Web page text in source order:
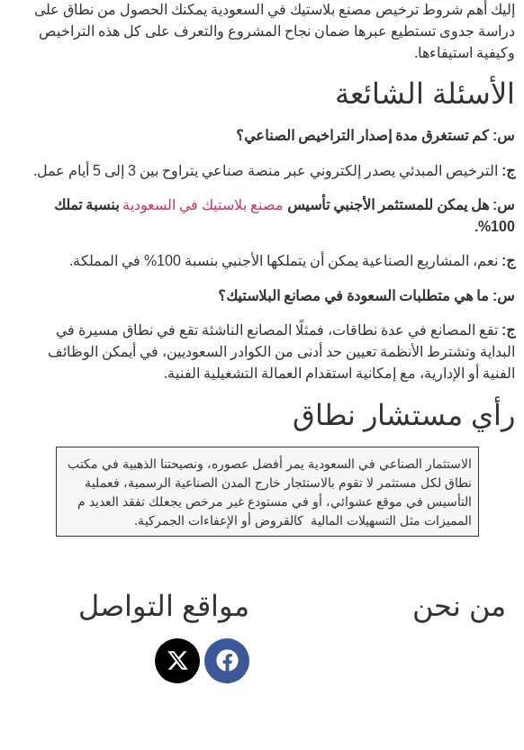
إليك أهم شروط ترخيص مصنع بلاستيك في السعودية يمكنك الحصول من نطاق على
دراسة جدوى تستطيع عبرها ضمان نجاح المشروع والتعرف على كل هذه التراخيص
وكيفية استيفاءها.
الأسئلة الشائعة
س: كم تستغرق مدة إصدار التراخيص الصناعي؟
ج: الترخيص المبدئي يصدر إلكتروني عبر منصة صناعي يتراوح بين 3 إلى 5 أيام عمل.
س: هل يمكن للمستثمر الأجنبي تأسيس مصنع بلاستيك في السعودية بنسبة تملك
100%.
ج: نعم، المشاريع الصناعية يمكن أن يتملكها الأجنبي بنسبة 100% في المملكة.
س: ما هي متطلبات السعودة في مصانع البلاستيك؟
ج: تقع المصانع في عدة نطاقات، فمثلًا المصانع الناشئة تقع في نطاق مسيرة في
البداية وتشترط الأنظمة تعيين حد أدنى من الكوادر السعوديين، في أيمكن الوظائف
الفنية أو الإدارية، مع إمكانية استقدام العمالة التشغيلية الفنية.
رأي مستشار نطاق
الاستثمار الصناعي في السعودية يمر أفضل عصوره، ونصيحتنا الذهبية في مكتب
نطاق لكل مستثمر لا تقوم بالاستئجار خارج المدن الصناعية الرسمية، فعملية
التأسيس في موقع عشوائي، أو في مستودع غير مرخص يجعلك تفقد العديد م
المميزات مثل التسهيلات المالية كالقروض أو الإعفاءات الجمركية.
من نحن مواقع التواصل